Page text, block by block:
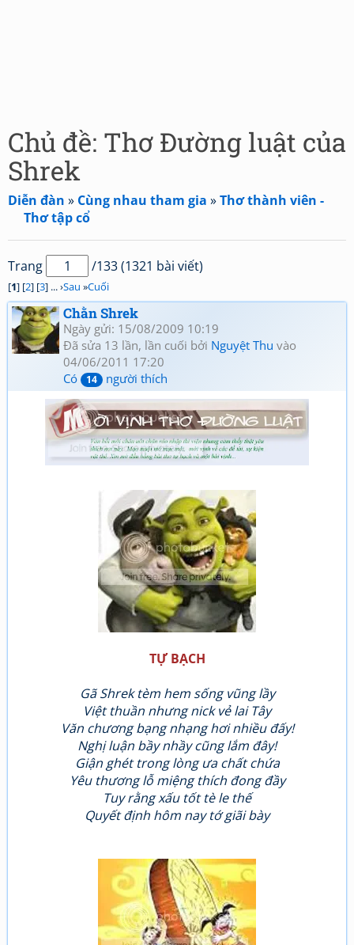
Chủ đề: Thơ Đường luật của
Shrek
Diễn đàn » Cùng nhau tham gia »Thơ thành viên -
Thơ tập cổ
Trang /133 (1321 bài viết)
[1] [2] [3] ... ›Sau »Cuối
Chằn Shrek
Ngày gửi: 15/08/2009 10:19
Đã sửa 13 lần, lần cuối bởi Nguyệt Thu vào
04/06/2011 17:20
Có
14 người thích
TỰ BẠCH
Gã Shrek tèm hem sống vũng lầy
Việt thuần nhưng nick vẻ lai Tây
Văn chương bạng nhạng hơi nhiều đấy!
Nghị luận bầy nhầy cũng lắm đây!
Giận ghét trong lòng ưa chất chứa
Yêu thương lỗ miệng thích đong đầy
Tuy rằng xấu tốt tè le thế
Quyết định hôm nay tớ giãi bày